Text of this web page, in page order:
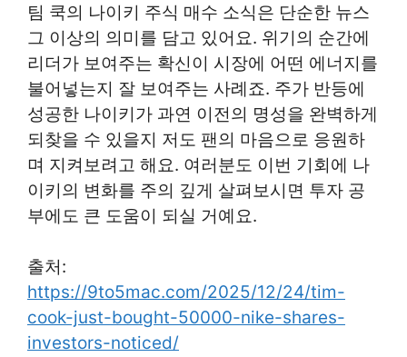
팀 쿡의 나이키 주식 매수 소식은 단순한 뉴스
그 이상의 의미를 담고 있어요. 위기의 순간에
리더가 보여주는 확신이 시장에 어떤 에너지를
불어넣는지 잘 보여주는 사례죠. 주가 반등에
성공한 나이키가 과연 이전의 명성을 완벽하게
되찾을 수 있을지 저도 팬의 마음으로 응원하
며 지켜보려고 해요. 여러분도 이번 기회에 나
이키의 변화를 주의 깊게 살펴보시면 투자 공
부에도 큰 도움이 되실 거예요.
출처:
https://9to5mac.com/2025/12/24/tim-
cook-just-bought-50000-nike-shares-
investors-noticed/